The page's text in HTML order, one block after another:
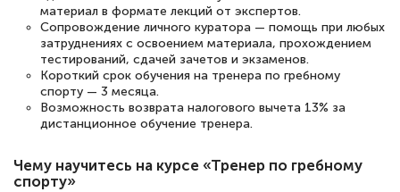
Светлана К
Знаток города 7 уровня
10 марта 2026
Оставила заявку на обучение онлайн, мне
быстро ответили, разъяснили все детали.
Обучение понравилось: огромное
количество тематической литературы,
материал в формате лекций от экспертов.
Сопровождение личного куратора — помощь при любых
затруднениях с освоением материала, прохождением
тестирований, сдачей зачетов и экзаменов.
Короткий срок обучения на тренера по гребному
спорту — 3 месяца.
Возможность возврата налогового вычета 13% за
дистанционное обучение тренера.
Чему научитесь на курсе «Тренер по гребному
спорту»